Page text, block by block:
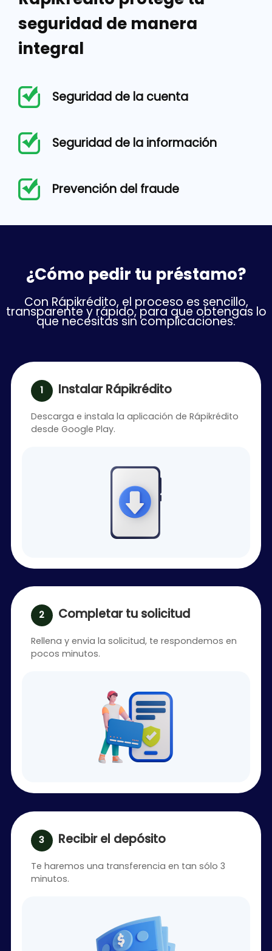
seguridad de manera
integral
Seguridad de la cuenta
Seguridad de la información
Prevención del fraude
¿Cómo pedir tu préstamo?
Con Rápikrédito, el proceso es sencillo,
transparente y rápido, para que obtengas lo
que necesitas sin complicaciones.
Instalar Rápikrédito
Descarga e instala la aplicación de Rápikrédito
desde Google Play.
Completar tu solicitud
Rellena y envia la solicitud, te respondemos en
pocos minutos.
Recibir el depósito
Te haremos una transferencia en tan sólo 3
minutos.